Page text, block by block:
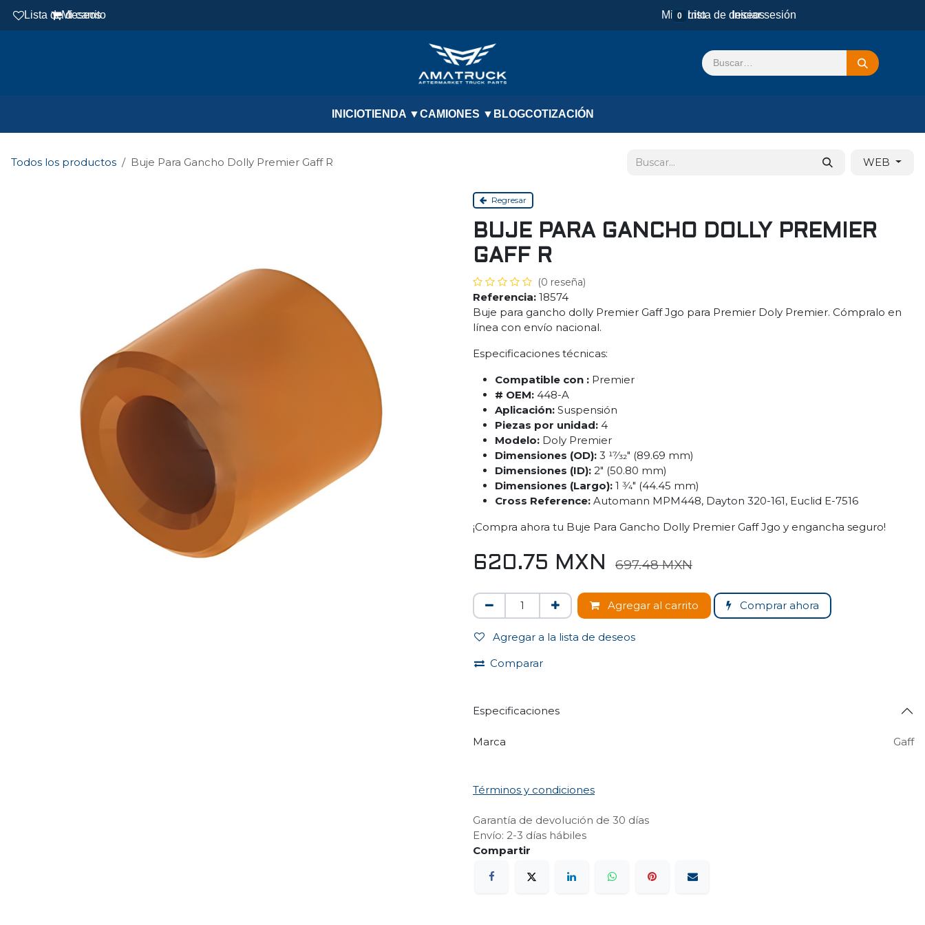
Lista de deseos
Mi carrito Mi carrito
0 Lista de deseosIniciar sesión
INICIOTIENDA ▼CAMIONES ▼ BLOGCOTIZACIÓN
Todos los productos Buje Para Gancho Dolly Premier Gaff R WEB
Regresar
BUJE PARA GANCHO DOLLY PREMIER
GAFF R
(0 reseña)
Referencia: 18574
Buje para gancho dolly Premier Gaff Jgo para Premier Doly Premier. Cómpralo en
línea con envío nacional.
Especificaciones técnicas:
Compatible con : Premier
# OEM: 448-A
Aplicación: Suspensión
Piezas por unidad: 4
Modelo: Doly Premier
Dimensiones (OD): 3 17⁄32" (89.69 mm)
Dimensiones (ID): 2" (50.80 mm)
Dimensiones (Largo): 1 3⁄4" (44.45 mm)
Cross Reference: Automann MPM448, Dayton 320-161, Euclid E-7516
¡Compra ahora tu Buje Para Gancho Dolly Premier Gaff Jgo y engancha seguro!
620.75 MXN 697.48MXN
Agregar al carrito Comprar ahora
Agregar a la lista de deseos
Comparar
Especificaciones
Marca Gaff
Términos y condiciones
Garantía de devolución de 30 días
Envío: 2-3 días hábiles